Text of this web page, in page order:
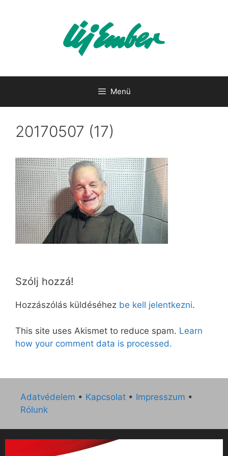
Menü
20170507 (17)
Szólj hozzá!
Hozzászólás küldéséhez be kell jelentkezni.
This site uses Akismet to reduce spam. Learn
how your comment data is processed.
Adatvédelem • Kapcsolat • Impresszum •
Rólunk